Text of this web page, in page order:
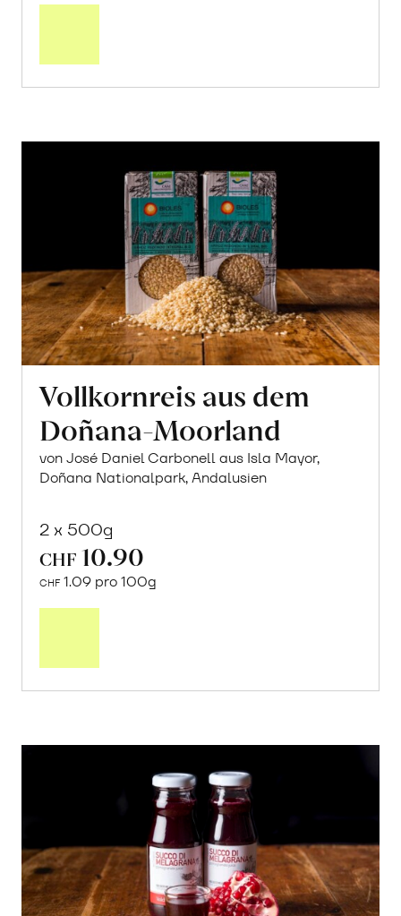
Vollkornreis aus dem
Doñana-Moorland
von José Daniel Carbonell aus Isla Mayor,
Doñana Nationalpark, Andalusien
2 x 500g
CHF 10.90
CHF 1.09 pro 100g